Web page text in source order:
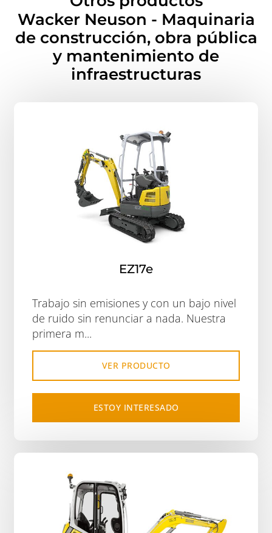
Wacker Neuson - Maquinaria
de construcción, obra pública
y mantenimiento de
infraestructuras
EZ17e
Trabajo sin emisiones y con un bajo nivel
de ruido sin renunciar a nada. Nuestra
primera m...
VER PRODUCTO
ESTOY INTERESADO